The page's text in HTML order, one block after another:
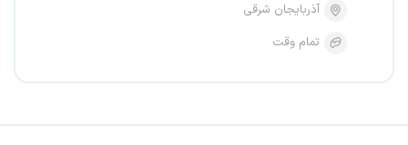
آذربایجان شرقی
تمام وقت